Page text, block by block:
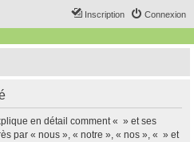
Connexion
Inscription
en détail comment « » et ses
par « nous », « notre », « nos », « » et